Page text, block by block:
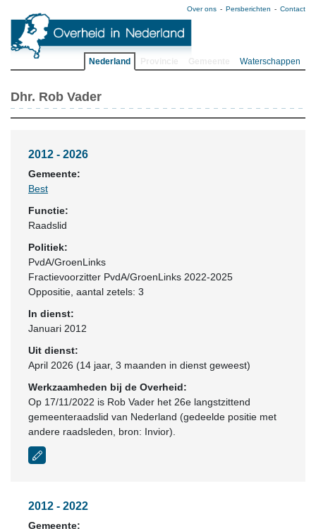
Over ons Persberichten Contact
Nederland Waterschappen
Dhr. Rob Vader
2012 - 2026
Gemeente:
Best
Functie:
Raadslid
Politiek:
PvdA/GroenLinks
Fractievoorzitter PvdA/GroenLinks 2022-2025
Oppositie , aantal zetels: 3
In dienst:
Januari 2012
Uit dienst:
April 2026 (14 jaar, 3 maanden in dienst geweest)
Werkzaamheden bij de Overheid:
Op 17/11/2022 is Rob Vader het 26e langstzittend
gemeenteraadslid van Nederland (gedeelde positie met
andere raadsleden, bron: Invior).
2012 - 2022
Gemeente: